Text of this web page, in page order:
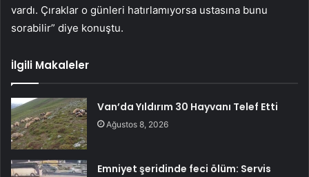
vardı. Çıraklar o günleri hatırlamıyorsa ustasına bunu
sorabilir” diye konuştu.
İlgili Makaleler
Van’da Yıldırım 30 Hayvanı Telef Etti
Ağustos 8, 2026
Emniyet şeridinde feci ölüm: Servis